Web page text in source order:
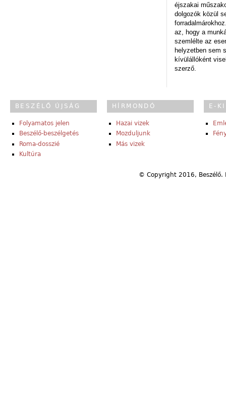
éjszakai
dolgozók közül
az, hogy a
szemlélte az
helyzetben sem
kívülállóként
szerző.
BESZÉLŐ ÚJSÁG
Folyamatos jelen
Beszélő-beszélgetés
Roma-dosszié
Kultúra
HÍRMONDÓ
Hazai vizek
Mozduljunk
Más vizek
E-
© Copyright 2016,